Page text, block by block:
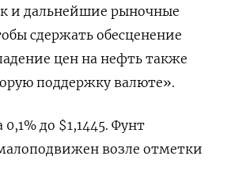
и дальнейшие рыночные
сдержать обесценение
цен на нефть также
поддержку валюте».
до $1,1445. Фунт
возле отметки